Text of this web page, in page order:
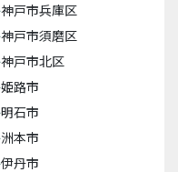
神戸市兵庫区
神戸市須磨区
神戸市北区
姫路市
明石市
洲本市
伊丹市